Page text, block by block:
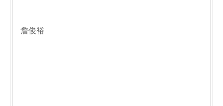
詹俊裕